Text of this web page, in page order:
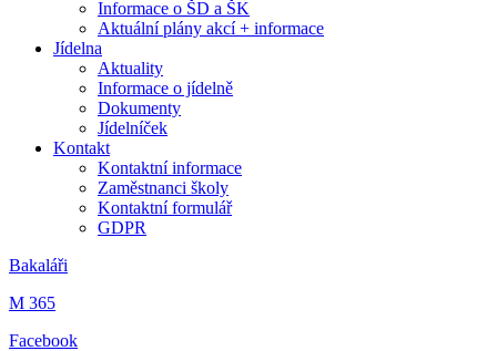
Informace o ŠD a ŠK
Aktuální plány akcí + informace
Jídelna
Aktuality
Informace o jídelně
Dokumenty
Jídelníček
Kontakt
Kontaktní informace
Zaměstnanci školy
Kontaktní formulář
GDPR
Bakaláři
M 365
Facebook